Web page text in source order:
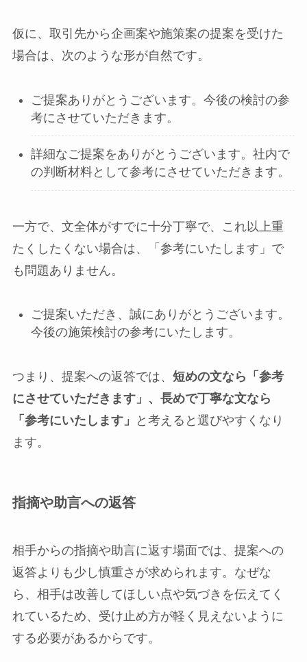
仮に、取引先から企画案や施策案の提案を受けた
場合は、次のような形が自然です。
ご提案ありがとうございます。今後の検討の参
考にさせていただきます。
詳細なご提案をありがとうございます。社内で
の判断材料として参考にさせていただきます。
一方で、文全体がすでに十分丁寧で、これ以上重
たくしたくない場合は、「参考にいたします」で
も問題ありません。
ご提案いただき、誠にありがとうございます。
今後の施策検討の参考にいたします。
つまり、提案への返答では、 短めの文なら「参考
にさせていただきます」、長めで丁寧な文なら
「参考にいたします」
と考えると選びやすくなり
ます。
指摘や助言への返答
相手からの指摘や助言に返す場面では、提案への
返答よりも少し慎重さが求められます。なぜな
ら、相手は改善してほしい点や気づきを伝えてく
れているため、受け止め方が軽く見えないように
する必要があるからです。